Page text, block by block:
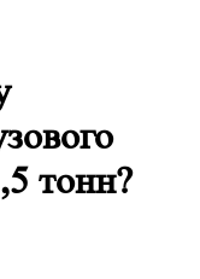
тонн?